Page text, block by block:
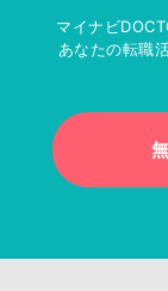
マイナビ
あなたの転職